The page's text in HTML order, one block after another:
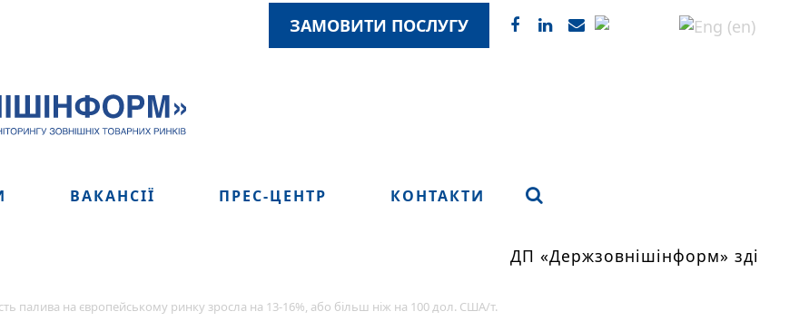
ЗАМОВИТИ ПОСЛУГУ
ВАКАНСІЇ ПРЕС-ЦЕНТР КОНТАКТИ
ДП «Держзовнішінформ»
палива на європейському ринку зросла на 13-16%, або більш ніж на 100 дол. США/т.